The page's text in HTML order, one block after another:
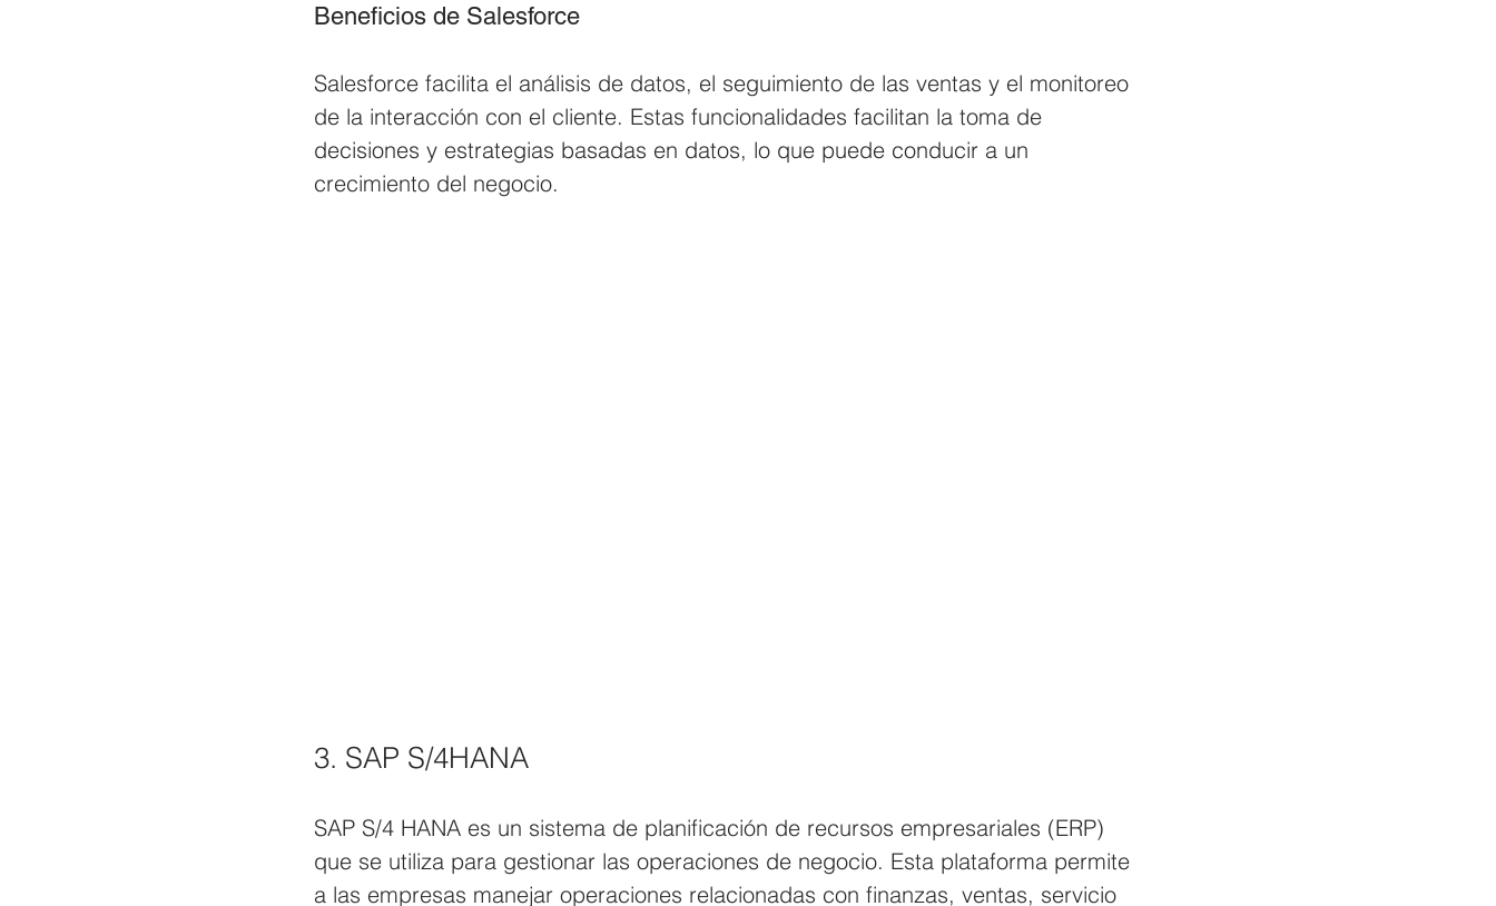
Beneficios de Salesforce
Salesforce facilita el análisis de datos, el seguimiento de las ventas y el monitoreo
de la interacción con el cliente. Estas funcionalidades facilitan la toma de
decisiones y estrategias basadas en datos, lo que puede conducir a un
crecimiento del negocio.
3. SAP S/4HANA
SAP S/4 HANA es un sistema de planificación de recursos empresariales (ERP)
que se utiliza para gestionar las operaciones de negocio. Esta plataforma permite
a las empresas manejar operaciones relacionadas con finanzas, ventas, servicio